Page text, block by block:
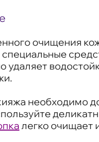
очищения
специальные
удаляет
необходимо
легко очищает